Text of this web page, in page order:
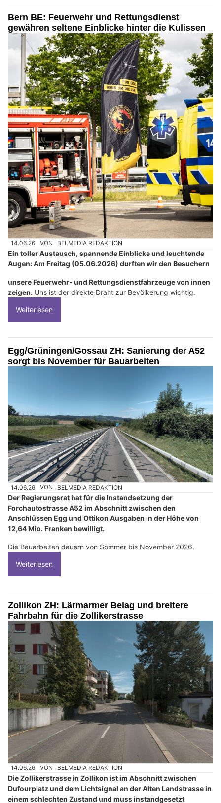
Bern BE: Feuerwehr und Rettungsdienst
gewähren seltene Einblicke hinter die Kulissen
14.06.26 VON BELMEDIA REDAKTION
Ein toller Austausch, spannende Einblicke und leuchtende
Augen: Am Freitag (05.06.2026) durften wir den Besuchern
unsere Feuerwehr- und Rettungsdienstfahrzeuge von innen
zeigen. Uns ist der direkte Draht zur Bevölkerung wichtig.
Weiterlesen
Egg/Grüningen/Gossau ZH: Sanierung der A52
sorgt bis November für Bauarbeiten
14.06.26 VON BELMEDIA REDAKTION
Der Regierungsrat hat für die Instandsetzung der
Forchautostrasse A52 im Abschnitt zwischen den
Anschlüssen Egg und Ottikon Ausgaben in der Höhe von
12,64 Mio. Franken bewilligt.
Die Bauarbeiten dauern von Sommer bis November 2026.
Weiterlesen
Zollikon ZH: Lärmarmer Belag und breitere
Fahrbahn für die Zollikerstrasse
14.06.26 VON BELMEDIA REDAKTION
Die Zollikerstrasse in Zollikon ist im Abschnitt zwischen
Dufourplatz und dem Lichtsignal an der Alten Landstrasse in
einem schlechten Zustand und muss instandgesetzt